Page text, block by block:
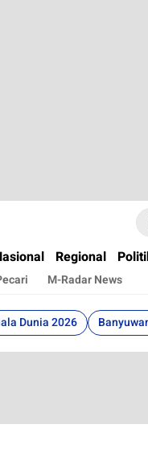
Dan Cepat
Regional
M-Radar News
Dunia 2026